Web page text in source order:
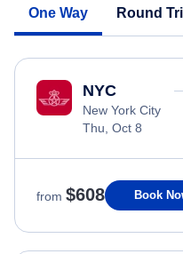
One Way Round
NYC
New York City
Thu, Oct 8
from $608 Book